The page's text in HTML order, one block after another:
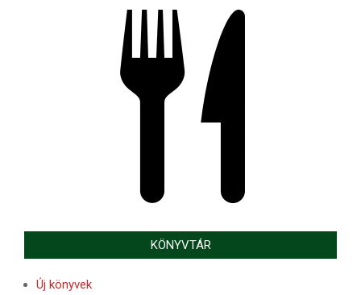
KÖNYVTÁR
Új könyvek